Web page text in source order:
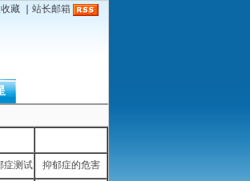
藏 站长邮箱
症测试 抑郁症的危害